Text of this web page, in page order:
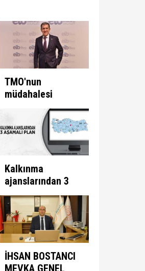
TMO'nun
müdahalesi
kazandırıyor
Kalkınma
ajanslarından 3
aşamalı plan
İHSAN BOSTANCI
MEVKA GENEL